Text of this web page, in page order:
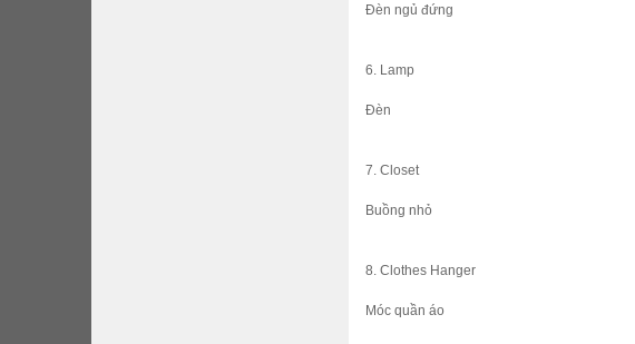
Đèn ngủ đứng
6. Lamp
Đèn
7. Closet
Buồng nhỏ
8. Clothes Hanger
Móc quần áo